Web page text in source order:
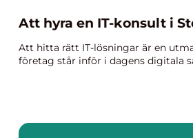
Att hyra en IT-konsult i
Att hitta rätt IT-lösningar är en
företag står inför i dagens digitala